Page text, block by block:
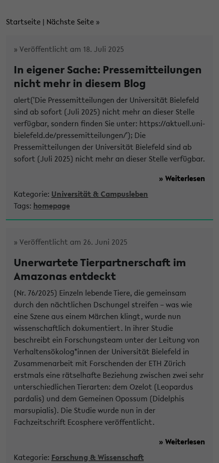
Startseite | Nächste Seite »
» Veröffentlicht am 18. Juli 2025
In eigener Sache: Pressemitteilungen
nicht mehr in diesem Blog
alert('Die Pressemitteilungen der Universität Bielefeld
sind ab sofort (Juli 2025) nicht mehr an dieser Stelle
verfügbar, sondern finden Sie unter: https://aktuell.uni-
bielefeld.de/pressemitteilungen/'); Die
Pressemitteilungen der Universität Bielefeld sind ab
sofort (Juli 2025) nicht mehr an dieser Stelle verfügbar.
» Weiterlesen
Kategorie: Universität & Campusleben
Tags: homepage
» Veröffentlicht am 26. Juni 2025
Unerwartete Tierpartnerschaft im
Amazonas entdeckt
(Nr. 76/2025) Einzeln lebende Tiere, die gemeinsam
durch den nächtlichen Dschungel streifen – was wie
eine Szene aus einem Märchen klingt, wurde nun
wissenschaftlich dokumentiert. In ihrer Studie
beschreibt ein Forschungsteam unter der Leitung von
Verhaltensökolog*innen der Universität Bielefeld in
Zusammenarbeit mit Forschenden der ETH Zürich
erstmals eine rätselhafte Beziehung zwischen zwei sehr
unterschiedlichen Tierarten: dem Ozelot (Leopardus
pardalis) und dem Gemeinen Opossum (Didelphis
marsupialis). Die Studie wurde nun in der
Fachzeitschrift Ecosphere veröffentlicht.
» Weiterlesen
Kategorie: Forschung & Wissenschaft